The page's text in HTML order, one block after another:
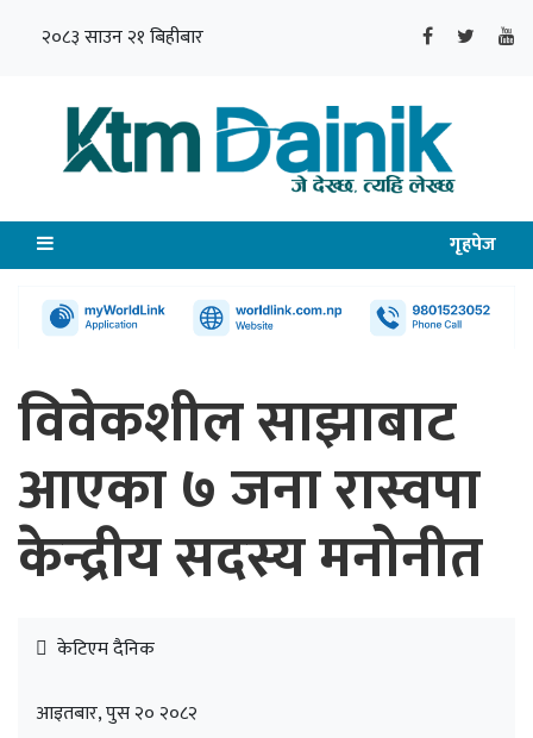
२०८३ साउन २१ बिहीबार
गृहपेज
विवेकशील साझाबाट
आएका ७ जना रास्वपा
केन्द्रीय सदस्य मनोनीत
केटिएम दैनिक
आइतबार, पुस २० २०८२